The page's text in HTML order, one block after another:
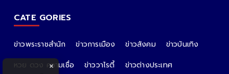
CATE GORIES
ข่าวพระราชสำนัก ข่าวการเมือง ข่าวสังคม
ข่าวบันเทิง
หวย ดวง ความเชื่อ
ข่าววาไรตี้
ข่าวต่างประเทศ
×